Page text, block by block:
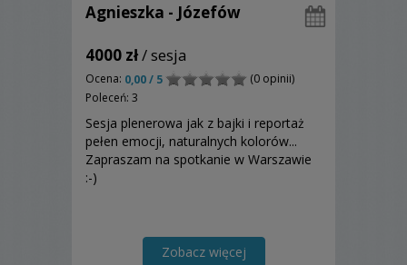
Agnieszka - Józefów
4000 zł/ sesja
Ocena: 0,00 / 5
(0 opinii)
Poleceń: 3
Sesja plenerowa jak z bajki i reportaż
pełen emocji, naturalnych kolorów...
Zapraszam na spotkanie w Warszawie
:-)
Zobacz więcej